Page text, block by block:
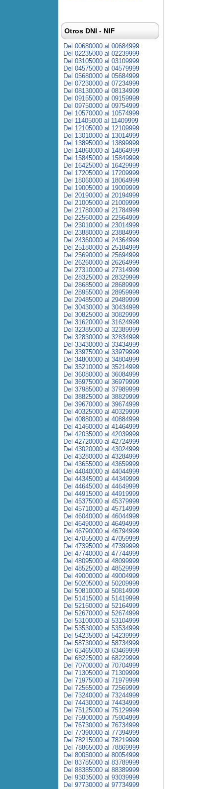
Otros DNI - NIF
Del 00680000 al 00684999
Del 02235000 al 02239999
Del 03105000 al 03109999
Del 04575000 al 04579999
Del 05680000 al 05684999
Del 07230000 al 07234999
Del 08130000 al 08134999
Del 09155000 al 09159999
Del 09750000 al 09754999
Del 10570000 al 10574999
Del 11405000 al 11409999
Del 12105000 al 12109999
Del 13010000 al 13014999
Del 13895000 al 13899999
Del 14860000 al 14864999
Del 15845000 al 15849999
Del 16425000 al 16429999
Del 17205000 al 17209999
Del 18060000 al 18064999
Del 19005000 al 19009999
Del 20190000 al 20194999
Del 21005000 al 21009999
Del 21780000 al 21784999
Del 22560000 al 22564999
Del 23010000 al 23014999
Del 23880000 al 23884999
Del 24360000 al 24364999
Del 25180000 al 25184999
Del 25690000 al 25694999
Del 26260000 al 26264999
Del 27310000 al 27314999
Del 28325000 al 28329999
Del 28685000 al 28689999
Del 28955000 al 28959999
Del 29485000 al 29489999
Del 30430000 al 30434999
Del 30825000 al 30829999
Del 31620000 al 31624999
Del 32385000 al 32389999
Del 32830000 al 32834999
Del 33430000 al 33434999
Del 33975000 al 33979999
Del 34800000 al 34804999
Del 35210000 al 35214999
Del 36080000 al 36084999
Del 36975000 al 36979999
Del 37985000 al 37989999
Del 38825000 al 38829999
Del 39670000 al 39674999
Del 40325000 al 40329999
Del 40880000 al 40884999
Del 41460000 al 41464999
Del 42035000 al 42039999
Del 42720000 al 42724999
Del 43020000 al 43024999
Del 43280000 al 43284999
Del 43655000 al 43659999
Del 44040000 al 44044999
Del 44345000 al 44349999
Del 44645000 al 44649999
Del 44915000 al 44919999
Del 45375000 al 45379999
Del 45710000 al 45714999
Del 46040000 al 46044999
Del 46490000 al 46494999
Del 46790000 al 46794999
Del 47055000 al 47059999
Del 47395000 al 47399999
Del 47740000 al 47744999
Del 48095000 al 48099999
Del 48525000 al 48529999
Del 49000000 al 49004999
Del 50205000 al 50209999
Del 50810000 al 50814999
Del 51415000 al 51419999
Del 52160000 al 52164999
Del 52670000 al 52674999
Del 53100000 al 53104999
Del 53530000 al 53534999
Del 54235000 al 54239999
Del 58730000 al 58734999
Del 63465000 al 63469999
Del 68225000 al 68229999
Del 70700000 al 70704999
Del 71305000 al 71309999
Del 71975000 al 71979999
Del 72565000 al 72569999
Del 73240000 al 73244999
Del 74430000 al 74434999
Del 75125000 al 75129999
Del 75900000 al 75904999
Del 76730000 al 76734999
Del 77390000 al 77394999
Del 78215000 al 78219999
Del 78865000 al 78869999
Del 80050000 al 80054999
Del 83785000 al 83789999
Del 88385000 al 88389999
Del 93035000 al 93039999
Del 97730000 al 97734999